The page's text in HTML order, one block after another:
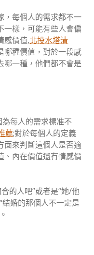
，每個人的需求都不一
一樣，可能有些人會偏
感價值,北投水塔清
哪種價值，對於一段感
哪一種，他們都不會是
每人的需求標准不
薦;對於每個人的定義
面來判斷這個人是否適
、內在價值還有情感價
的人吧”或者是“她/他
婚的那個人不一定是